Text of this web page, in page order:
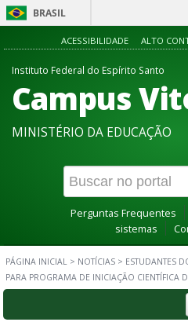
BRASIL
ACESSIBILIDADE ALTO
Instituto Federal do Espírito Santo
Campus
MINISTÉRIO DA EDUCAÇÃO
Perguntas Frequentes
sistemas
PÁGINA INICIAL > NOTÍCIAS > ESTUDANTES
PARA PROGRAMA DE INICIAÇÃO CIENTÍFICA